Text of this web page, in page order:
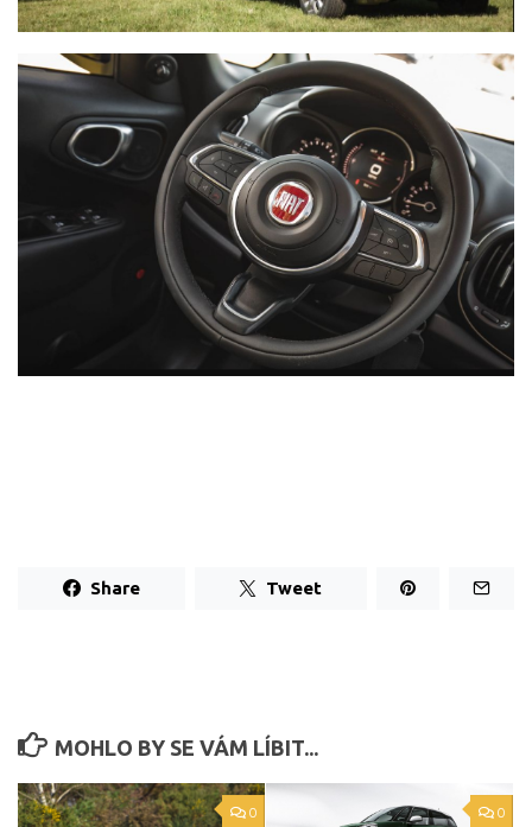
Share Tweet
MOHLO BY SE VÁM LÍBIT...
0 0